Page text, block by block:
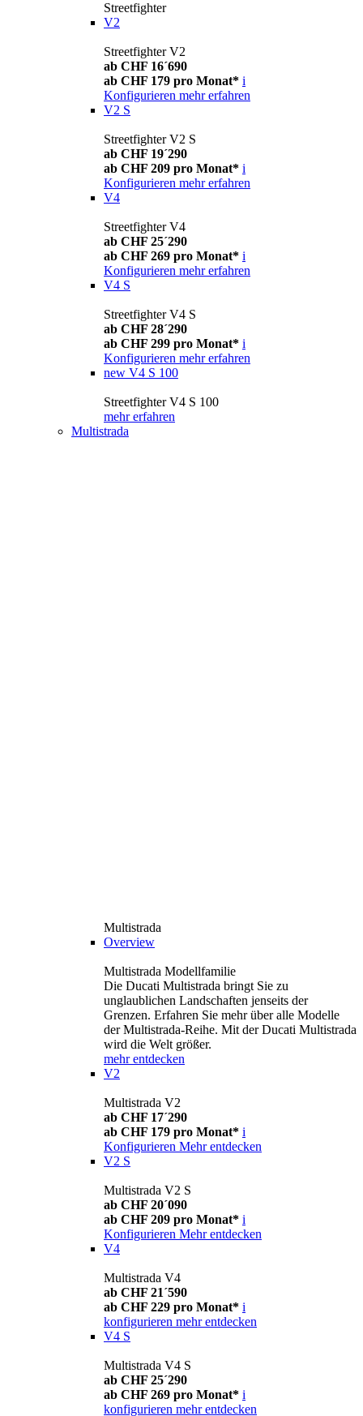
Streetfighter
V2
Streetfighter V2
ab CHF 16´690
ab CHF 179 pro Monat* i
Konfigurieren mehr erfahren
V2 S
Streetfighter V2 S
ab CHF 19´290
ab CHF 209 pro Monat* i
Konfigurieren mehr erfahren
V4
Streetfighter V4
ab CHF 25´290
ab CHF 269 pro Monat* i
Konfigurieren mehr erfahren
V4 S
Streetfighter V4 S
ab CHF 28´290
ab CHF 299 pro Monat* i
Konfigurieren mehr erfahren
new V4 S 100
Streetfighter V4 S 100
mehr erfahren
Multistrada
Multistrada
Overview
Multistrada Modellfamilie
Die Ducati Multistrada bringt Sie zu
unglaublichen Landschaften jenseits der
Grenzen. Erfahren Sie mehr über alle Modelle
der Multistrada-Reihe. Mit der Ducati Multistrada
wird die Welt größer.
mehr entdecken
V2
Multistrada V2
ab CHF 17´290
ab CHF 179 pro Monat* i
Konfigurieren Mehr entdecken
V2 S
Multistrada V2 S
ab CHF 20´090
ab CHF 209 pro Monat* i
Konfigurieren Mehr entdecken
V4
Multistrada V4
ab CHF 21´590
ab CHF 229 pro Monat* i
konfigurieren mehr entdecken
V4 S
Multistrada V4 S
ab CHF 25´290
ab CHF 269 pro Monat* i
konfigurieren mehr entdecken